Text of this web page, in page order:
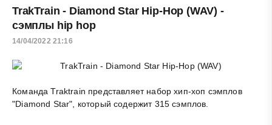
TrakTrain - Diamond Star Hip-Hop (WAV) -
сэмплы hip hop
14/04/2022 21:16
Команда Traktrain представляет набор хип-хоп сэмплов
"Diamond Star", который содержит 315 сэмплов.